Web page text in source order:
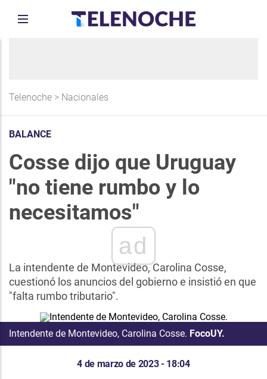
Telenoche > Nacionales
BALANCE
Cosse dijo que Uruguay
"no tiene rumbo y lo
necesitamos"
ad
La intendente de Montevideo, Carolina Cosse,
cuestionó los anuncios del gobierno e insistió en que
"falta rumbo tributario".
Intendente de Montevideo, Carolina Cosse. FocoUY.
4 de marzo de 2023 - 18:04